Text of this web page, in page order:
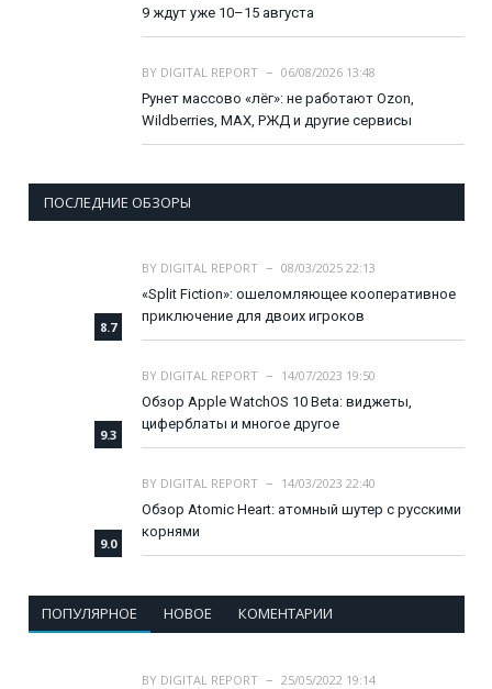
9 ждут уже 10–15 августа
BY DIGITAL REPORT
06/08/2026 13:48
Рунет массово «лёг»: не работают Ozon,
Wildberries, MAX, РЖД и другие сервисы
ПОСЛЕДНИЕ ОБЗОРЫ
8.7
BY DIGITAL REPORT
08/03/2025 22:13
«Split Fiction»: ошеломляющее кооперативное
приключение для двоих игроков
9.3
BY DIGITAL REPORT
14/07/2023 19:50
Обзор Apple WatchOS 10 Beta: виджеты,
циферблаты и многое другое
9.0
BY DIGITAL REPORT
14/03/2023 22:40
Обзор Atomic Heart: атомный шутер с русскими
корнями
ПОПУЛЯРНОЕ НОВОЕ КОМЕНТАРИИ
BY DIGITAL REPORT
25/05/2022 19:14